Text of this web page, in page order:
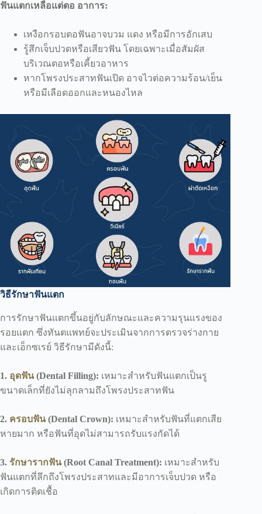
ฟันแตกเหลือแต่ตอ อาการ:
เหงือกรอบตอฟันอาจบวม แดง หรือมีการอักเสบ
รู้สึกเจ็บปวดหรือเสียวฟัน โดยเฉพาะเมื่อสัมผัส
บริเวณตอหรือเคี้ยวอาหาร
หากโพรงประสาทฟันเปิด อาจไวต่อความร้อน/เย็น
หรือมีเลือดออกและหนองไหล
วิธีรักษาฟันแตก
การรักษาฟันแตกขึ้นอยู่กับลักษณะและความรุนแรงของ
รอยแตก ซึ่งทันตแพทย์จะประเมินจากการตรวจร่างกาย
และเอ็กซเรย์ วิธีรักษามีดังนี้:
1. อุดฟัน(Dental Filling): เหมาะสำหรับฟันแตกเป็นรู
ขนาดเล็กที่ยังไม่ลุกลามถึงโพรงประสาทฟัน
2. ครอบฟัน(Dental Crown): เหมาะสำหรับฟันที่แตกเสีย
หายมาก หรือฟันที่อุดไม่สามารถรับแรงกัดได้
3. รักษารากฟัน(Root Canal Treatment): เหมาะสำหรับ
ฟันแตกที่ลึกถึงโพรงประสาทและมีอาการเจ็บปวด หรือ
เกิดการติดเชื้อ